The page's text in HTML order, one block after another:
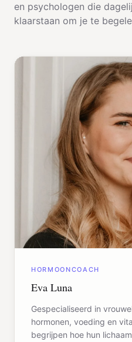
en psychologen die
klaarstaan om je te
HORMOONCOACH
Eva Luna
Gespecialiseerd in
hormonen, voeding en
begrijpen hoe hun